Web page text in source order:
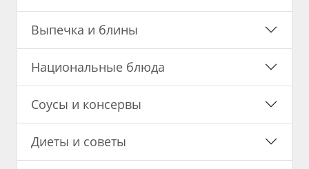
Выпечка и блины
Национальные блюда
Соусы и консервы
Диеты и советы